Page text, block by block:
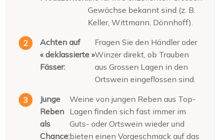
Gewächse bekannt sind (z. B.
Keller, Wittmann, Dönnhoff).
Achten auf
« deklassierte »
Fässer:
Fragen Sie den Händler oder
Winzer direkt, ob Trauben
aus Grossen Lagen in den
Ortswein eingeflossen sind.
Junge
Reben
als
Chance:
Weine von jungen Reben aus Top-
Lagen finden sich fast immer im
Guts- oder Ortswein wieder und
bieten einen Vorgeschmack auf das